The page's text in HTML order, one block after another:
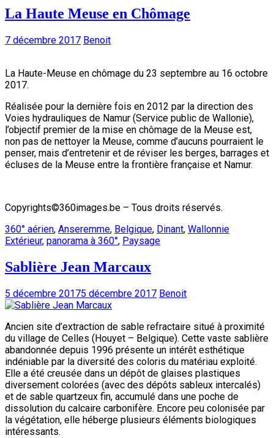
La Haute Meuse en Chômage
7 décembre 2017 Benoit
La Haute-Meuse en chômage du 23 septembre au 16 octobre
2017.
Réalisée pour la dernière fois en 2012 par la direction des
Voies hydrauliques de Namur (Service public de Wallonie),
l’objectif premier de la mise en chômage de la Meuse est,
non pas de nettoyer la Meuse, comme d’aucuns pourraient le
penser, mais d’entretenir et de réviser les berges, barrages et
écluses de la Meuse entre la frontière française et Namur.
Copyrights©360images.be – Tous droits réservés.
360° aérien, Anseremme, Belgique, Dinant, Wallonnie
Extérieur, panorama à 360°, Paysage
Sablière Jean Marcaux
5 décembre 20175 décembre 2017 Benoit
Ancien site d’extraction de sable refractaire situé à proximité
du village de Celles (Houyet – Belgique). Cette vaste sablière
abandonnée depuis 1996 présente un intérêt esthétique
indéniable par la diversité des coloris du matériau exploité.
Elle a été creusée dans un dépôt de glaises plastiques
diversement colorées (avec des dépôts sableux intercalés)
et de sable quartzeux fin, accumulé dans une poche de
dissolution du calcaire carbonifère. Encore peu colonisée par
la végétation, elle héberge plusieurs éléments biologiques
intéressants.